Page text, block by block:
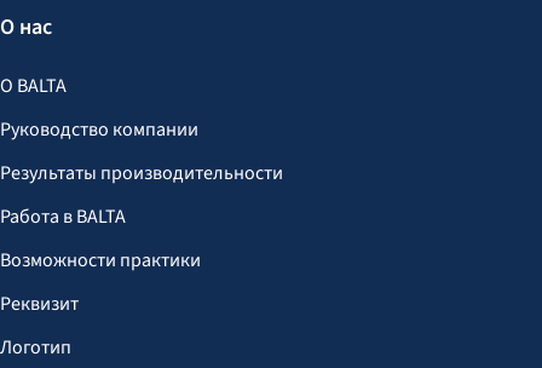
О нас
О BALTA
Руководство компании
Результаты производительности
Работа в BALTA
Возможности практики
Реквизит
Логотип